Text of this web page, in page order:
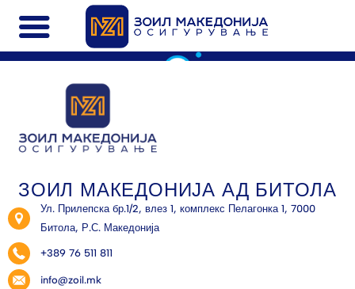
ЗОИЛ МАКЕДОНИЈА АД БИТОЛА
Ул. Прилепска бр.1/2, влез 1, комплекс Пелагонка 1, 7000
Битола, Р.С. Македонија
+389 76 511 811
info@zoil.mk